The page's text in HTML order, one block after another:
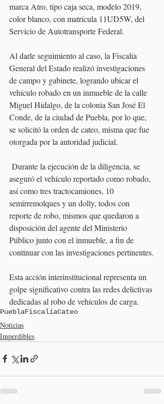
marca Atro, tipo caja seca, modelo 2019,
color blanco, con matrícula 11UD5W, del
Servicio de Autotransporte Federal.
Al darle seguimiento al caso, la Fiscalía
General del Estado realizó investigaciones
de campo y gabinete, logrando ubicar el
vehículo robado en un inmueble de la calle
Miguel Hidalgo, de la colonia San José El
Conde, de la ciudad de Puebla, por lo que,
se solicitó la orden de cateo, misma que fue
otorgada por la autoridad judicial.
Durante la ejecución de la diligencia, se
aseguró el vehículo reportado como robado,
así como tres tractocamiones, 10
semirremolques y un dolly, todos con
reporte de robo, mismos que quedaron a
disposición del agente del Ministerio
Público junto con el inmueble, a fin de
continuar con las investigaciones pertinentes.
Esta acción interinstitucional representa un
golpe significativo contra las redes delictivas
dedicadas al robo de vehículos de carga.
PueblaFiscalíaCateo
Noticias
Imperdibles